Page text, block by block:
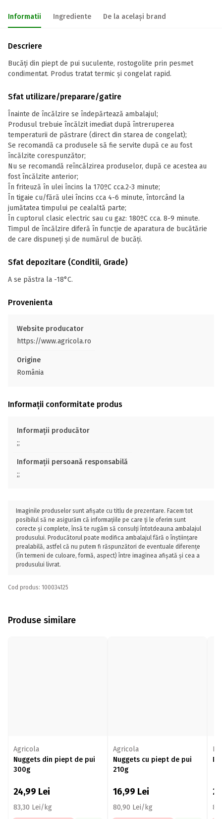
Informatii Ingrediente De la același brand
Descriere
Bucăți din piept de pui suculente, rostogolite prin pesmet
condimentat. Produs tratat termic și congelat rapid.
Sfat utilizare/preparare/gatire
Înainte de încălzire se îndepărtează ambalajul;
Produsul trebuie încălzit imediat după întreruperea
temperaturii de păstrare (direct din starea de congelat);
Se recomandă ca produsele să fie servite după ce au fost
încălzite corespunzător;
Nu se recomandă reîncălzirea produselor, după ce acestea au
fost încălzite anterior;
În friteuză în ulei încins la 170ºC cca.2-3 minute;
În tigaie cu/fără ulei încins cca 4-6 minute, întorcând la
jumătatea timpului pe cealaltă parte;
În cuptorul clasic electric sau cu gaz: 180ºC cca. 8-9 minute.
Timpul de încălzire diferă în funcție de aparatura de bucătărie
de care dispuneți și de numărul de bucăți.
Sfat depozitare (Conditii, Grade)
A se păstra la -18°C.
Provenienta
Website producator
https://www.agricola.ro
Origine
România
Informații conformitate produs
Informații producător
;;
Informații persoană responsabilă
;;
Imaginile produselor sunt afișate cu titlu de prezentare. Facem tot
posibilul să ne asigurăm că informațiile pe care ți le oferim sunt
corecte și complete, însă te rugăm să consulți întotdeauna ambalajul
produsului. Producătorul poate modifica ambalajul fără o înștiințare
prealabilă, astfel că nu putem fi răspunzători de eventuale diferențe
(în termeni de culoare, formă, aspect) între imaginea afișată și cea a
produsului livrat.
Cod produs: 100034125
Produse similare
Agricola
Nuggets din piept de pui
300g
24,99 Lei
83,30 Lei/kg
Agricola
Nuggets cu piept de pui
210g
16,99 Lei
80,90 Lei/kg